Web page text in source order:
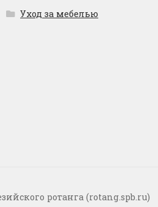
Уход за мебелью
ротанга (rotang.spb.ru)